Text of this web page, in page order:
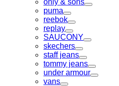
only & sons
Toggle
puma
Toggle
reebok
Toggle
replay
Toggle
SAUCONY
Toggle
skechers
Toggle
staff jeans
Toggle
tommy jeans
Toggle
under armour
Toggle
vans